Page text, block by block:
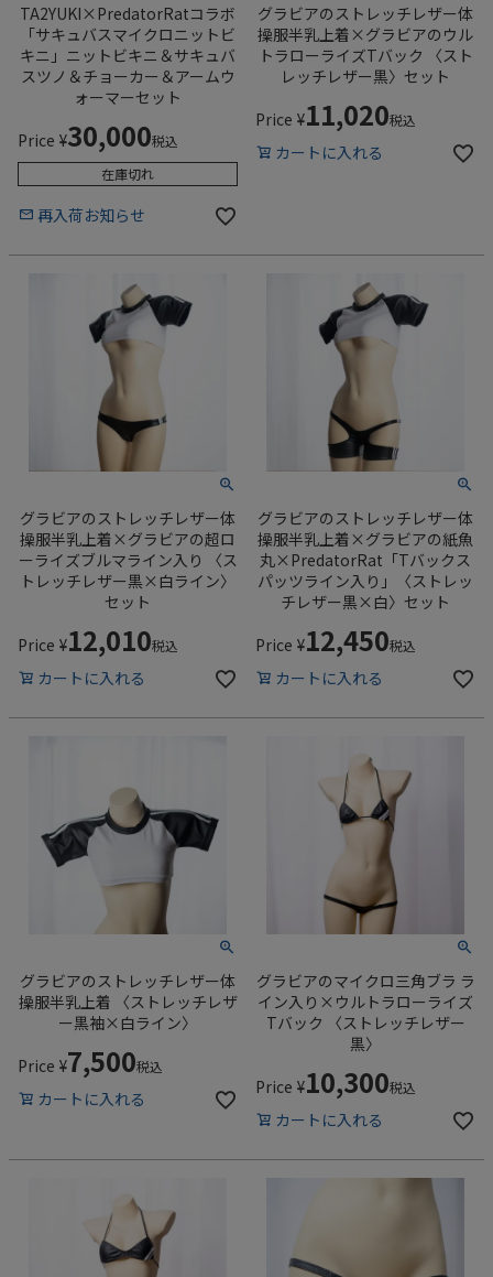
TA2YUKI×PredatorRatコラボ
「サキュバスマイクロニットビ
キニ」ニットビキニ＆サキュバ
スツノ＆チョーカー＆アームウ
ォーマーセット
Price ¥30,000税込
在庫切れ
再入荷お知らせ
グラビアのストレッチレザー体
操服半乳上着×グラビアのウル
トラローライズTバック 〈スト
レッチレザー黒〉セット
Price ¥11,020税込
カートに入れる
グラビアのストレッチレザー体
操服半乳上着×グラビアの超ロ
ーライズブルマライン入り 〈ス
トレッチレザー黒×白ライン〉
セット
Price ¥12,010税込
カートに入れる
グラビアのストレッチレザー体
操服半乳上着×グラビアの紙魚
丸×PredatorRat「Tバックス
パッツライン入り」〈ストレッ
チレザー黒×白〉セット
Price ¥12,450税込
カートに入れる
グラビアのストレッチレザー体
操服半乳上着 〈ストレッチレザ
ー黒袖×白ライン〉
Price ¥7,500税込
カートに入れる
グラビアのマイクロ三角ブラ ラ
イン入り×ウルトラローライズ
Tバック 〈ストレッチレザー
黒〉
Price ¥10,300税込
カートに入れる